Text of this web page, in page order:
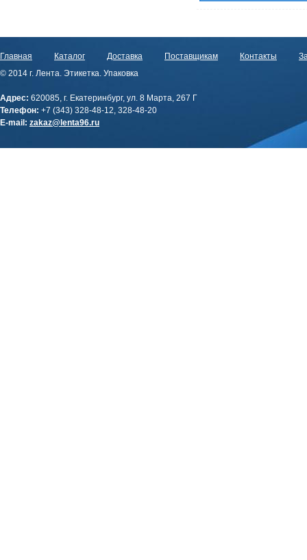
Главная Каталог Доставка Поставщикам Контакты
© 2014 г. Лента. Этикетка. Упаковка
Адрес: 620085, г. Екатеринбург, ул. 8 Марта, 267 Г
Телефон: +7 (343) 328-48-12, 328-48-20
E-mail: zakaz@lenta96.ru